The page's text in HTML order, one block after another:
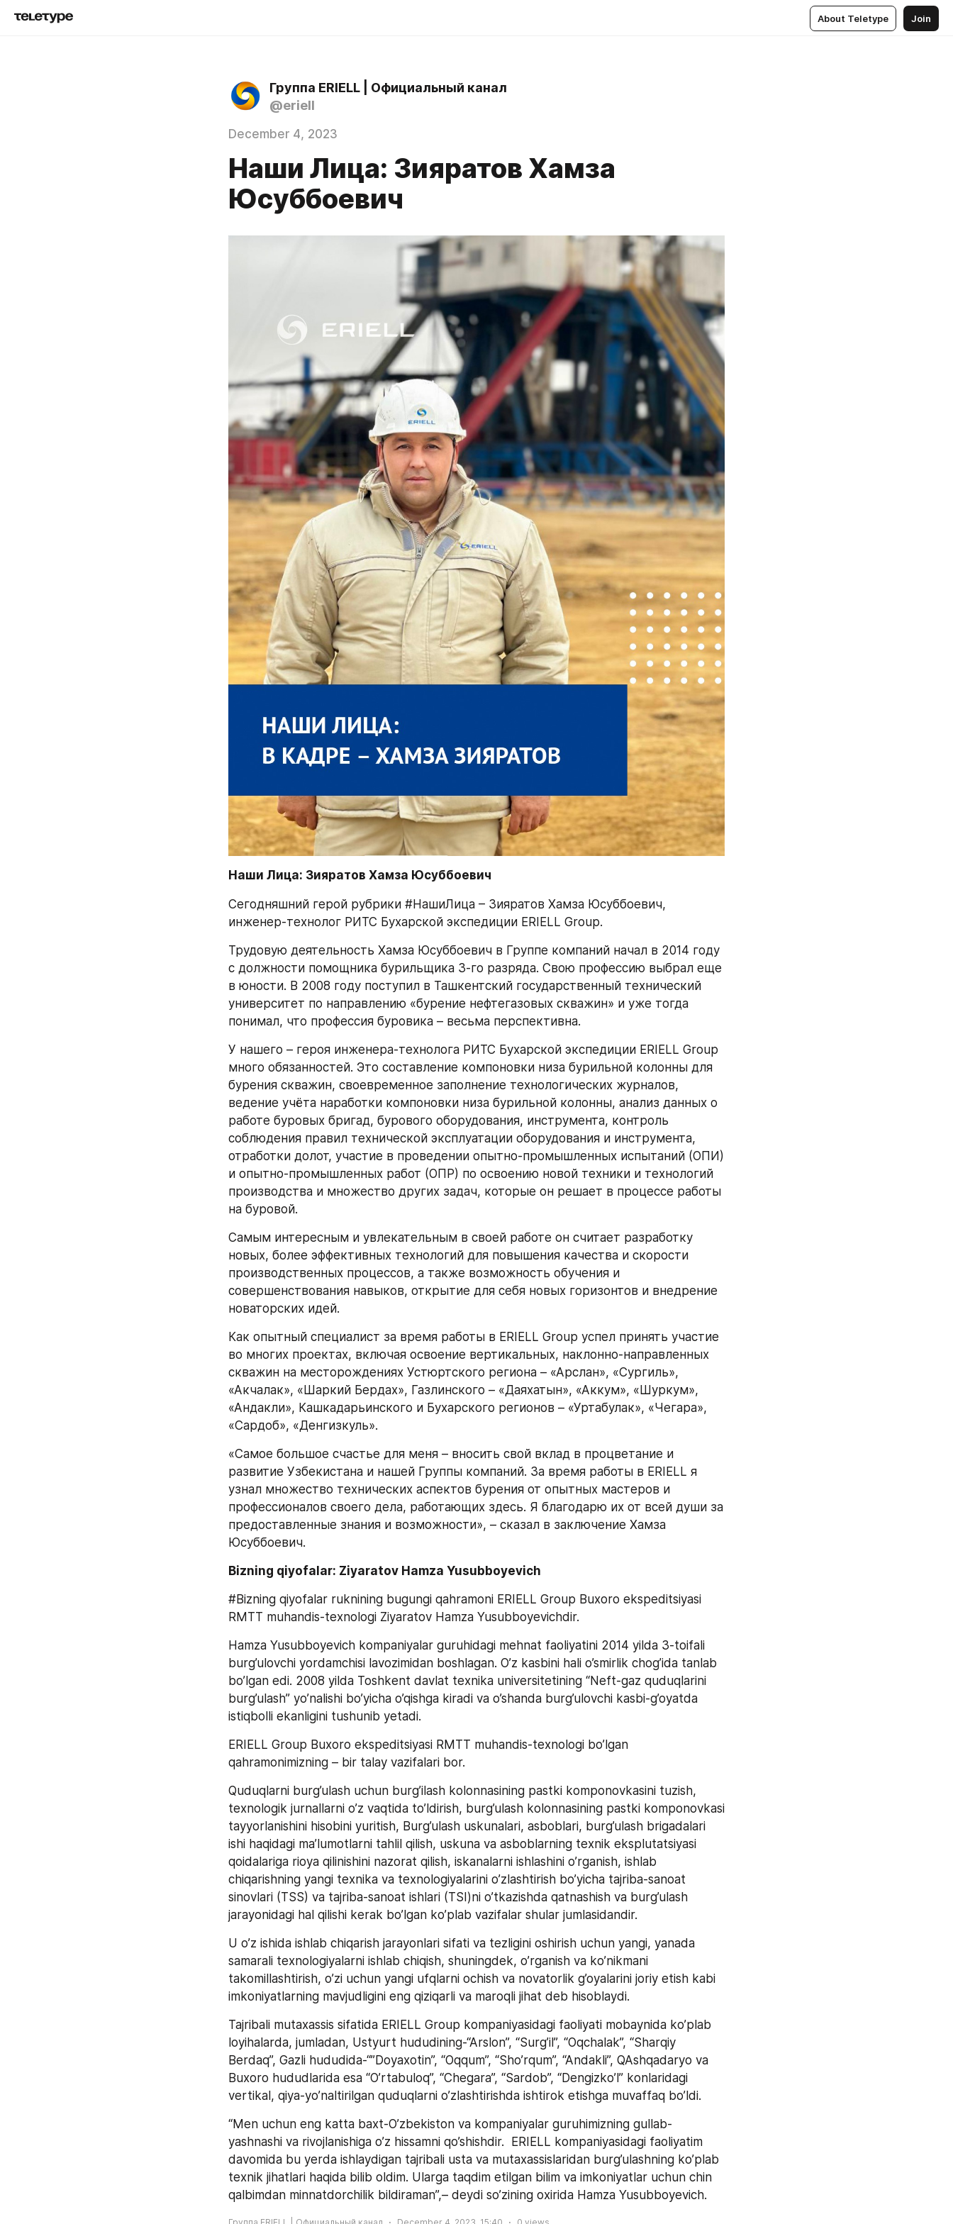
About Teletype Join
Группа ERIELL | Официальный канал
@eriell
December 4, 2023
Наши Лица: Зияратов Хамза
Юсуббоевич
Наши Лица: Зияратов Хамза Юсуббоевич
Сегодняшний герой рубрики #НашиЛица – Зияратов Хамза Юсуббоевич,
инженер-технолог РИТС Бухарской экспедиции ERIELL Group.
Трудовую деятельность Хамза Юсуббоевич в Группе компаний начал в 2014 году
с должности помощника бурильщика 3-го разряда. Свою профессию выбрал еще
в юности. В 2008 году поступил в Ташкентский государственный технический
университет по направлению «бурение нефтегазовых скважин» и уже тогда
понимал, что профессия буровика – весьма перспективна.
У нашего – героя инженера-технолога РИТС Бухарской экспедиции ERIELL Group
много обязанностей. Это составление компоновки низа бурильной колонны для
бурения скважин, своевременное заполнение технологических журналов,
ведение учёта наработки компоновки низа бурильной колонны, анализ данных о
работе буровых бригад, бурового оборудования, инструмента, контроль
соблюдения правил технической эксплуатации оборудования и инструмента,
отработки долот, участие в проведении опытно-промышленных испытаний (ОПИ)
и опытно-промышленных работ (ОПР) по освоению новой техники и технологий
производства и множество других задач, которые он решает в процессе работы
на буровой.
Самым интересным и увлекательным в своей работе он считает разработку
новых, более эффективных технологий для повышения качества и скорости
производственных процессов, а также возможность обучения и
совершенствования навыков, открытие для себя новых горизонтов и внедрение
новаторских идей.
Как опытный специалист за время работы в ERIELL Group успел принять участие
во многих проектах, включая освоение вертикальных, наклонно-направленных
скважин на месторождениях Устюртского региона – «Арслан», «Сургиль»,
«Акчалак», «Шаркий Бердах», Газлинского – «Даяхатын», «Аккум», «Шуркум»,
«Андакли», Кашкадарьинского и Бухарского регионов – «Уртабулак», «Чегара»,
«Сардоб», «Денгизкуль».
«Самое большое счастье для меня – вносить свой вклад в процветание и
развитие Узбекистана и нашей Группы компаний. За время работы в ERIELL я
узнал множество технических аспектов бурения от опытных мастеров и
профессионалов своего дела, работающих здесь. Я благодарю их от всей души за
предоставленные знания и возможности», – сказал в заключение Хамза
Юсуббоевич.
Bizning qiyofalar: Ziyaratov Hamza Yusubboyevich
#Bizning qiyofalar ruknining bugungi qahramoni ERIELL Group Buxoro ekspeditsiyasi
RMTT muhandis-texnologi Ziyaratov Hamza Yusubboyevichdir.
Hamza Yusubboyevich kompaniyalar guruhidagi mehnat faoliyatini 2014 yilda 3-toifali
burg’ulovchi yordamchisi lavozimidan boshlagan. O’z kasbini hali o’smirlik chog’ida tanlab
bo’lgan edi. 2008 yilda Toshkent davlat texnika universitetining “Neft-gaz quduqlarini
burg’ulash” yo’nalishi bo’yicha o’qishga kiradi va o’shanda burg’ulovchi kasbi-g’oyatda
istiqbolli ekanligini tushunib yetadi.
ERIELL Group Buxoro ekspeditsiyasi RMTT muhandis-texnologi bo’lgan
qahramonimizning – bir talay vazifalari bor.
Quduqlarni burg’ulash uchun burg’ilash kolonnasining pastki komponovkasini tuzish,
texnologik jurnallarni o’z vaqtida to’ldirish, burg’ulash kolonnasining pastki komponovkasi
tayyorlanishini hisobini yuritish, Burg’ulash uskunalari, asboblari, burg’ulash brigadalari
ishi haqidagi ma’lumotlarni tahlil qilish, uskuna va asboblarning texnik eksplutatsiyasi
qoidalariga rioya qilinishini nazorat qilish, iskanalarni ishlashini o’rganish, ishlab
chiqarishning yangi texnika va texnologiyalarini o’zlashtirish bo’yicha tajriba-sanoat
sinovlari (TSS) va tajriba-sanoat ishlari (TSI)ni o’tkazishda qatnashish va burg’ulash
jarayonidagi hal qilishi kerak bo’lgan ko’plab vazifalar shular jumlasidandir.
U o’z ishida ishlab chiqarish jarayonlari sifati va tezligini oshirish uchun yangi, yanada
samarali texnologiyalarni ishlab chiqish, shuningdek, o’rganish va ko’nikmani
takomillashtirish, o’zi uchun yangi ufqlarni ochish va novatorlik g’oyalarini joriy etish kabi
imkoniyatlarning mavjudligini eng qiziqarli va maroqli jihat deb hisoblaydi.
Tajribali mutaxassis sifatida ERIELL Group kompaniyasidagi faoliyati mobaynida ko’plab
loyihalarda, jumladan, Ustyurt hududining-“Arslon”, “Surg’il”, “Oqchalak”, “Sharqiy
Berdaq”, Gazli hududida-“”Doyaxotin”, “Oqqum”, “Sho’rqum”, “Andakli”, QAshqadaryo va
Buxoro hududlarida esa “O’rtabuloq”, “Chegara”, “Sardob”, “Dengizko’l” konlaridagi
vertikal, qiya-yo’naltirilgan quduqlarni o’zlashtirishda ishtirok etishga muvaffaq bo’ldi.
“Men uchun eng katta baxt-O’zbekiston va kompaniyalar guruhimizning gullab-
yashnashi va rivojlanishiga o’z hissamni qo’shishdir.  ERIELL kompaniyasidagi faoliyatim
davomida bu yerda ishlaydigan tajribali usta va mutaxassislaridan burg’ulashning ko’plab
texnik jihatlari haqida bilib oldim. Ularga taqdim etilgan bilim va imkoniyatlar uchun chin
qalbimdan minnatdorchilik bildiraman”,– deydi so’zining oxirida Hamza Yusubboyevich.